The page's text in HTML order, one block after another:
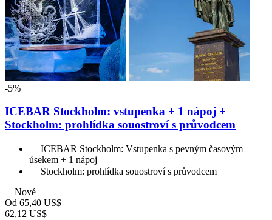
-5%
ICEBAR Stockholm: vstupenka + 1 nápoj +
Stockholm: prohlídka souostroví s průvodcem
ICEBAR Stockholm: Vstupenka s pevným časovým
úsekem + 1 nápoj
Stockholm: prohlídka souostroví s průvodcem
Nové
Od 65,40 US$
62,12 US$